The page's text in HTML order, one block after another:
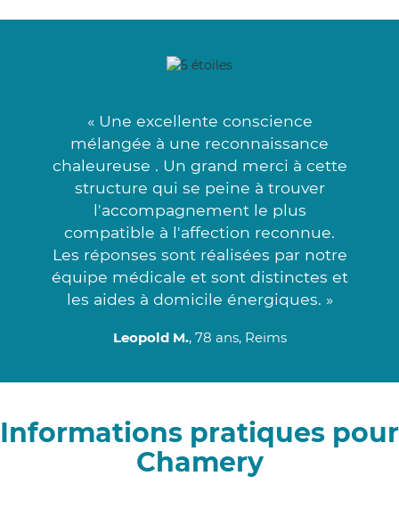
« Une excellente conscience
mélangée à une reconnaissance
chaleureuse . Un grand merci à cette
structure qui se peine à trouver
l'accompagnement le plus
compatible à l'affection reconnue.
Les réponses sont réalisées par notre
équipe médicale et sont distinctes et
les aides à domicile énergiques. »
Leopold M., 78 ans, Reims
Informations pratiques pour
Chamery